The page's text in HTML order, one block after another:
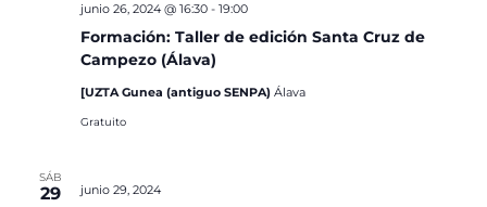
Formación: Taller de edición Santa Cruz de
Campezo (Álava)
junio 26, 2024 @ 16:30- 19:00
[UZTA Gunea (antiguo SENPA) Álava
Gratuito
SÁB
29 junio 29, 2024